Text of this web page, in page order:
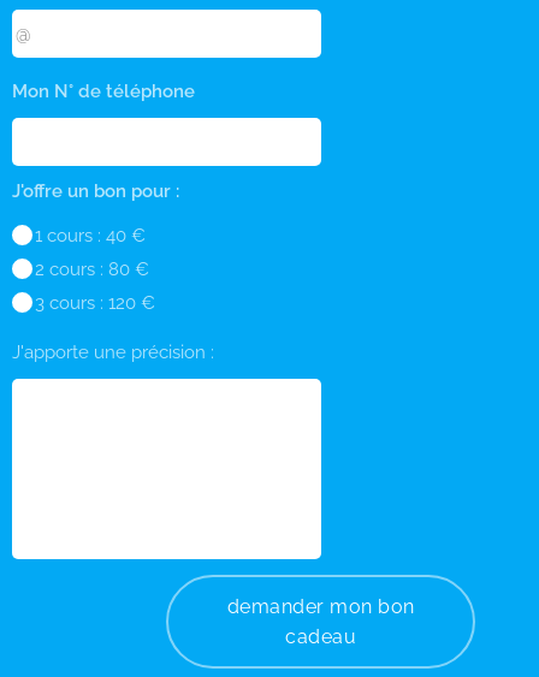
Mon N° de téléphone
J'offre un bon pour :
1 cours : 40 €
2 cours : 80 €
3 cours : 120 €
J'apporte une précision :
demander mon bon
cadeau